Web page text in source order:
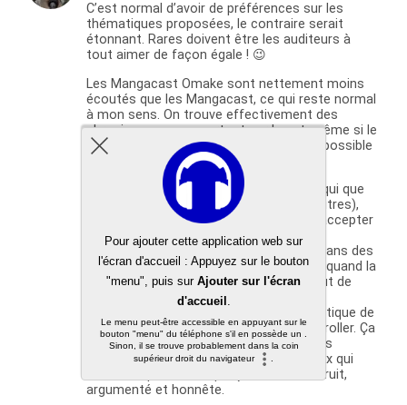
C’est normal d’avoir de préférences sur les
thématiques proposées, le contraire serait
étonnant. Rares doivent être les auditeurs à
tout aimer de façon égale ! 😉
Les Mangacast Omake sont nettement moins
écoutés que les Mangacast, ce qui reste normal
à mon sens. On trouve effectivement des
chroniques un peu partout sur le net, même si le
format audio nous permet des gens impossible
dans une chronique écrite.
Je n’ai pas l’impression que l’on prenne qui que
ce soit de haut (surtout comparé à d’autres),
mais il y a une limite à ce que l’on peut accepter
dans les avis postés.
On est généralement sympas, surtout dans des
critiques moyennement légitimes, mais quand la
mauvaise foi entre en jeu ça devient tout de
Maintenant, on a décidé d’avoir pour pratique de
virer les gens qui ne viennent que pour troller. Ça
ne veut pas dire que l’on ne garde que les
messages sympas, on garde même ceux qui
nous critiquent tant que ça reste construit,
argumenté et honnête.